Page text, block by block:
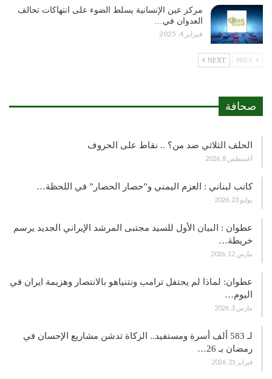
مركز عين الإنسانية يسلط الضوء على انتهاكات تحالف
العدوان في…
فبراير 4, 2025
NEXT
صحافة
الحلف الثلاثي ضد من؟ .. نقاط على الحروف
أغسطس 8, 2026
كاتب لبناني : العزم اليمني و”حصار الحصار” في اللحظة…
يوليو 23, 2026
عطوان : البيان الأول للسيد مجتبى المرشد الإيراني الجديد يرسم
خريطة…
مارس 12, 2026
عطوان: لماذا لم يحتفل ترامب ونتنياهو بالانتصار وهزيمة ايران في
اليوم…
مارس 3, 2026
لـ 583 ألف أسرة ومستفيد.. الزكاة تدشن مشاريع الإحسان في
رمضان بـ 26…
فبراير 21, 2026